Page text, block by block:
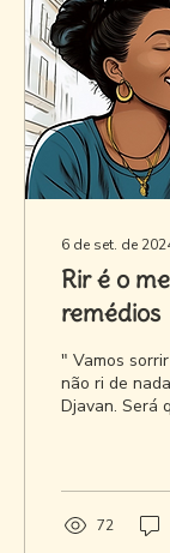
6 de set. de
Rir é o
remédios
" Vamos
não ri de
Djavan. Será
72